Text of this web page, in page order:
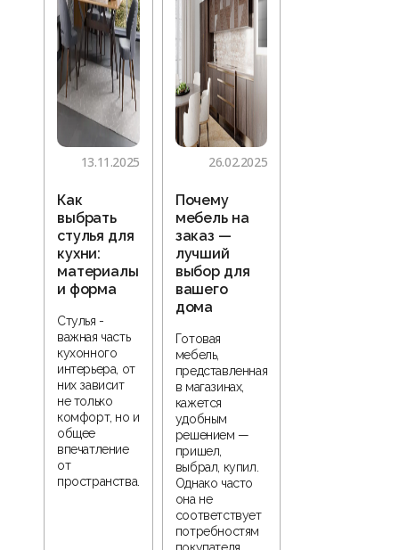
13.11.2025
Как
выбрать
стулья для
кухни:
материалы
и форма
Стулья -
важная часть
кухонного
интерьера, от
них зависит
не только
комфорт, но и
общее
впечатление
от
пространства.
26.02.2025
Почему
мебель на
заказ —
лучший
выбор для
вашего
дома
Готовая
мебель,
представленная
в магазинах,
кажется
удобным
решением —
пришел,
выбрал, купил.
Однако часто
она не
соответствует
потребностям